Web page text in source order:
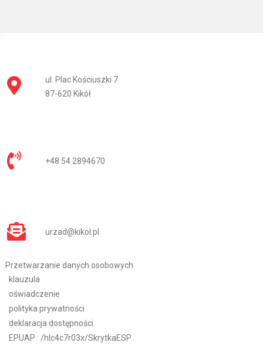
ul. Plac Kościuszki 7
87-620 Kikół
+48 54 2894670
urzad@kikol.pl
Przetwarzanie danych osobowych:
klauzula
oświadczenie
polityka prywatności
deklaracja dostępności
EPUAP : /hlc4c7r03x/SkrytkaESP